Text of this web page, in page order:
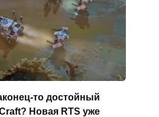
то достойный
Новая RTS уже